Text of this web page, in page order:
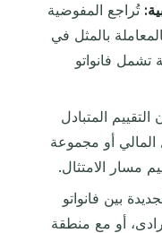
تُراجع المفوضية
بالمثل في
تشمل فانواتو
المتبادل
المالي أو مجموعة
مسار الامتثال.
بين فانواتو
أو مع منطقة